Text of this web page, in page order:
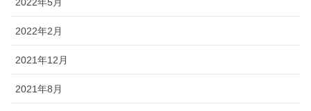
2022年2月
2021年12月
2021年8月